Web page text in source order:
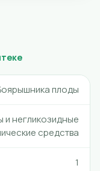
плоды
и негликозидные
средства
1